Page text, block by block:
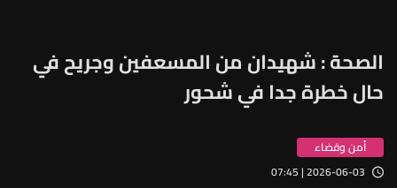
الصحة : شهيدان من المسعفين وجريح في
حال خطرة جدا في شحور
أمن وقضاء
2026-06-03 | 07:45